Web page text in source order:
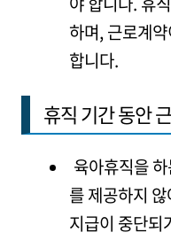
하며, 근로계
합니다.
휴직 기간 동안
육아휴직을
를 제공하지
지급이 중단되